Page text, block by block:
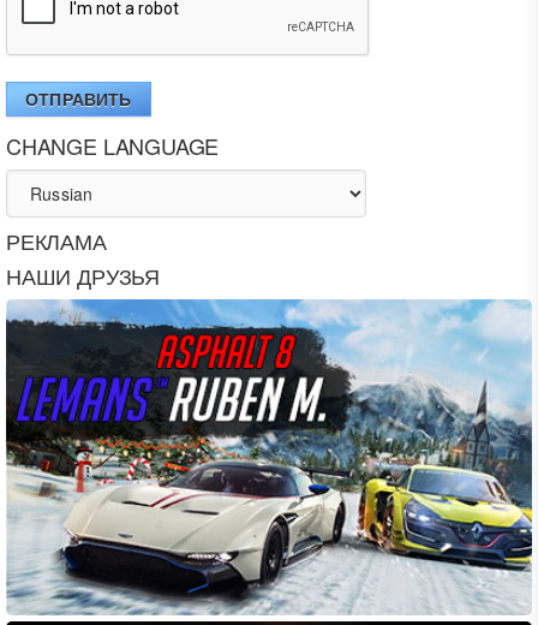
ОТПРАВИТЬ
CHANGE LANGUAGE
РЕКЛАМА
НАШИ ДРУЗЬЯ